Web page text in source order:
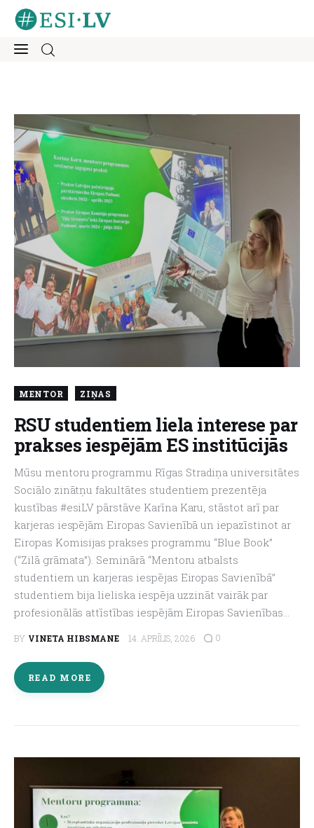
Iesaisties
Ziņas
Mentorings
Aktivitātes
Par mums
Kontakti
About us
MENTOR ZIŅAS
RSU studentiem liela interese par
prakses iespējām ES institūcijās
Mūsu mentoru programmu Rīgas Stradiņa universitātes
Sociālo zinātņu fakultātes studentiem prezentēja
kustības #esiLV pārstāve Karīna Karu, stāstot arī par
karjeras iespējām Eiropas Savienībā un iepazīstinot ar
Eiropas Komisijas prakses programmu “Blue Book”
(“Zilā grāmata”). Seminārā “Mentoru atbalsts
studentiem un karjeras iespējas Eiropas Savienībā”
studentiem bija lieliska iespēja uzzināt vairāk par
profesionālās attīstības iespējām Eiropas Savienības…
BY VINETA HIBSMANE 14. APRĪLIS, 2026 0
READ MORE